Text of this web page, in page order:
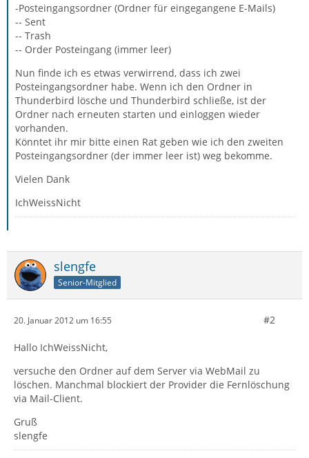
-Posteingangsordner (Ordner für eingegangene E-Mails)
-- Sent
-- Trash
-- Order Posteingang (immer leer)
Nun finde ich es etwas verwirrend, dass ich zwei
Posteingangsordner habe. Wenn ich den Ordner in
Thunderbird lösche und Thunderbird schließe, ist der
Ordner nach erneuten starten und einloggen wieder
vorhanden.
Könntet ihr mir bitte einen Rat geben wie ich den zweiten
Posteingangsordner (der immer leer ist) weg bekomme.
Vielen Dank
IchWeissNicht
slengfe
Senior-Mitglied
20. Januar 2012 um 16:55 #2
Hallo IchWeissNicht,
versuche den Ordner auf dem Server via WebMail zu
löschen. Manchmal blockiert der Provider die Fernlöschung
via Mail-Client.
Gruß
slengfe